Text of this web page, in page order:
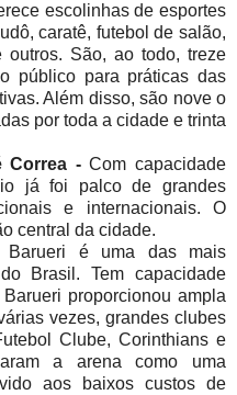
escolinhas de esportes
caratê, futebol de salão,
outros. São, ao todo, treze
público para práticas das
Além disso, são nove o
por toda a cidade e trinta
Correa -Com capacidade
já foi palco de grandes
e internacionais. O
central da cidade.
Barueri é uma das mais
Brasil. Tem capacidade
proporcionou ampla
vezes, grandes clubes
Clube, Corinthians e
a arena como uma
aos baixos custos de